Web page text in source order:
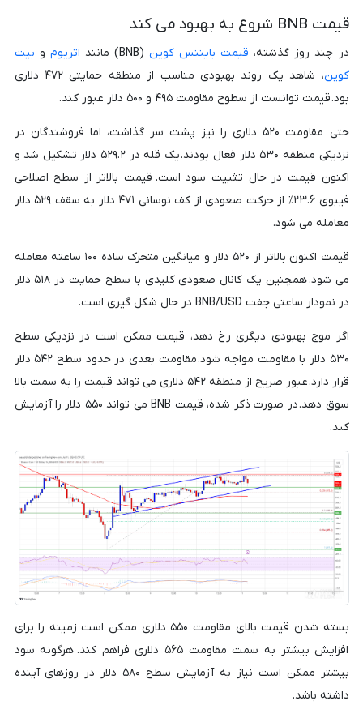
قیمت BNB شروع به بهبود می کند
در چند روز گذشته، قیمت بایننس کوین (BNB) مانند اتریوم و بیت
کوین
، شاهد یک روند بهبودی مناسب از منطقه حمایتی ۴۷۲ دلاری
بود. قیمت توانست از سطوح مقاومت ۴۹۵ و ۵۰۰ دلار عبور کند.
حتی مقاومت ۵۲۰ دلاری را نیز پشت سر گذاشت، اما فروشندگان در
نزدیکی منطقه ۵۳۰ دلار فعال بودند. یک قله در ۵۲۹.۲ دلار تشکیل شد و
اکنون قیمت در حال تثبیت سود است. قیمت بالاتر از سطح اصلاحی
فیبوی ۲۳.۶٪ از حرکت صعودی از کف نوسانی ۴۷۱ دلار به سقف ۵۲۹ دلار
معامله می شود.
قیمت اکنون بالاتر از ۵۲۰ دلار و میانگین متحرک ساده ۱۰۰ ساعته معامله
می شود. همچنین یک کانال صعودی کلیدی با سطح حمایت در ۵۱۸ دلار
در نمودار ساعتی جفت BNB/USD در حال شکل گیری است.
اگر موج بهبودی دیگری رخ دهد، قیمت ممکن است در نزدیکی سطح
۵۳۰ دلار با مقاومت مواجه شود. مقاومت بعدی در حدود سطح ۵۴۲ دلار
قرار دارد. عبور صریح از منطقه ۵۴۲ دلاری می تواند قیمت را به سمت بالا
سوق دهد. در صورت ذکر شده، قیمت BNB می تواند ۵۵۰ دلار را آزمایش
کند.
بسته شدن قیمت بالای مقاومت ۵۵۰ دلاری ممکن است زمینه را برای
افزایش بیشتر به سمت مقاومت ۵۶۵ دلاری فراهم کند. هرگونه سود
بیشتر ممکن است نیاز به آزمایش سطح ۵۸۰ دلار در روزهای آینده
داشته باشد.